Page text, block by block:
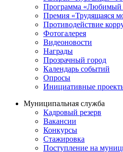
Программа «Любимый
Премия «Трудящаяся
Противодействие
Фотогалерея
Видеоновости
Награды
Прозрачный город
Календарь событий
Опросы
Инициативные
Муниципальная служба
Кадровый резерв
Вакансии
Конкурсы
Стажировка
Поступление на